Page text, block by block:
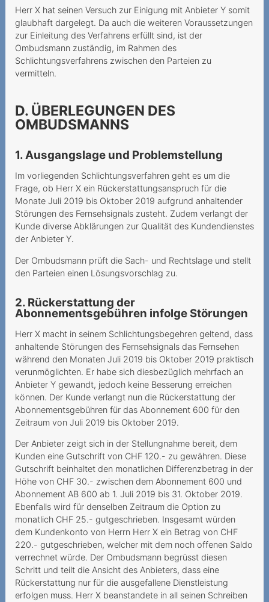
Herr X hat seinen Versuch zur Einigung mit Anbieter Y somit
glaubhaft dargelegt. Da auch die weiteren Voraussetzungen
zur Einleitung des Verfahrens erfüllt sind, ist der
Ombudsmann zuständig, im Rahmen des
Schlichtungsverfahrens zwischen den Parteien zu
vermitteln.
D. ÜBERLEGUNGEN DES
OMBUDSMANNS
1. Ausgangslage und Problemstellung
Im vorliegenden Schlichtungsverfahren geht es um die
Frage, ob Herr X ein Rückerstattungsanspruch für die
Monate Juli 2019 bis Oktober 2019 aufgrund anhaltender
Störungen des Fernsehsignals zusteht. Zudem verlangt der
Kunde diverse Abklärungen zur Qualität des Kundendienstes
der Anbieter Y.
Der Ombudsmann prüft die Sach- und Rechtslage und stellt
den Parteien einen Lösungsvorschlag zu.
2. Rückerstattung der
Abonnementsgebühren infolge Störungen
Herr X macht in seinem Schlichtungsbegehren geltend, dass
anhaltende Störungen des Fernsehsignals das Fernsehen
während den Monaten Juli 2019 bis Oktober 2019 praktisch
verunmöglichten. Er habe sich diesbezüglich mehrfach an
Anbieter Y gewandt, jedoch keine Besserung erreichen
können. Der Kunde verlangt nun die Rückerstattung der
Abonnementsgebühren für das Abonnement 600 für den
Zeitraum von Juli 2019 bis Oktober 2019.
Der Anbieter zeigt sich in der Stellungnahme bereit, dem
Kunden eine Gutschrift von CHF 120.- zu gewähren. Diese
Gutschrift beinhaltet den monatlichen Differenzbetrag in der
Höhe von CHF 30.- zwischen dem Abonnement 600 und
Abonnement AB 600 ab 1. Juli 2019 bis 31. Oktober 2019.
Ebenfalls wird für denselben Zeitraum die Option zu
monatlich CHF 25.- gutgeschrieben. Insgesamt würden
dem Kundenkonto von Herrn Herr X ein Betrag von CHF
220.- gutgeschrieben, welcher mit dem noch offenen Saldo
verrechnet würde. Der Ombudsmann begrüsst diesen
Schritt und teilt die Ansicht des Anbieters, dass eine
Rückerstattung nur für die ausgefallene Dienstleistung
erfolgen muss. Herr X beanstandete in all seinen Schreiben
Sperrung im Ausland trotz
Notfalls
Verantwortung des
Mehrwertdienstanbieters
Teurer Wettbewerb
Partnersuche mit hohen
Teurer Aufenthalt in Ghana
Von der Ehefrau
verlängerter Mobilvertrag
Überblick verloren
mit Limit
Wesentlicher Irrtum
Ungewollter
Vertragsschluss mit
horrenden
Kündigungsgebühren
Störungen sind immer ein
Ärgernis
Wo bleibt die 5G-
Verbindung?
Sperrung der Nummer
wegen Premium-SMS
2020
Ohne Gesichtsscann keine
SIM-Karte
10Gbit s versprochen nur 1
Gbit s erhalten